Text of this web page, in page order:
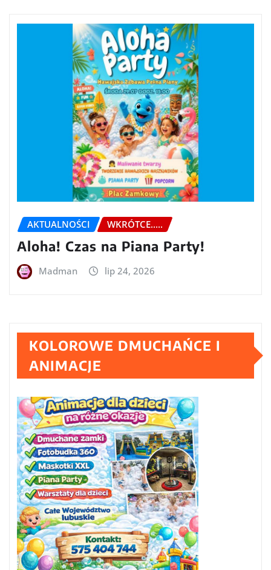
AKTUALNOŚCI WKRÓTCE.....
Aloha! Czas na Piana Party!
Madman lip 24, 2026
KOLOROWE DMUCHAŃCE I
ANIMACJE